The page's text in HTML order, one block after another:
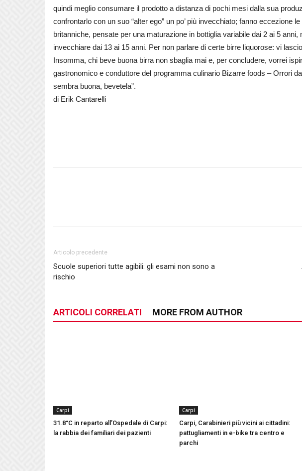
quindi meglio consumare il prodotto a distanza di pochi mesi dalla sua
confrontarlo con un suo “alter ego” un po’ più invecchiato; fanno eccezione
britanniche, pensate per una maturazione in bottiglia variabile dai 2 ai 5
invecchiare dai 13 ai 15 anni. Per non parlare di certe birre liquorose: vi
Insomma, chi beve buona birra non sbaglia mai e, per concludere, vorrei
gastronomico e conduttore del programma culinario Bizarre foods – Orrori
sembra buona, bevetela”.
di Erik Cantarelli
Articolo precedente
Scuole superiori tutte agibili: gli esami non sono a
rischio
ARTICOLI CORRELATI MORE FROM AUTHOR
Carpi
31.8°C in reparto all’Ospedale di Carpi:
la rabbia dei familiari dei pazienti
Carpi
Carpi, Carabinieri più vicini ai cittadini:
pattugliamenti in e-bike tra centro e
parchi